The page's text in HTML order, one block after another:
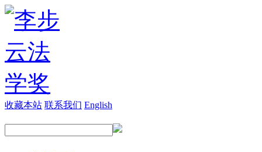
收藏本站 联系我们 English